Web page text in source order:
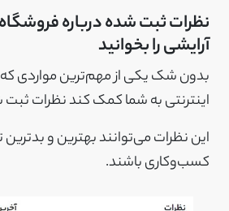
نظرات ثبت شده درباره فروشگاه
آرایشی را بخوانید
بدون شک یکی از مهم‌ترین مواردی که
اینترنتی به شما کمک کند نظرات
این نظرات می‌توانند بهترین و بدترین
کسب‌وکاری باشند.